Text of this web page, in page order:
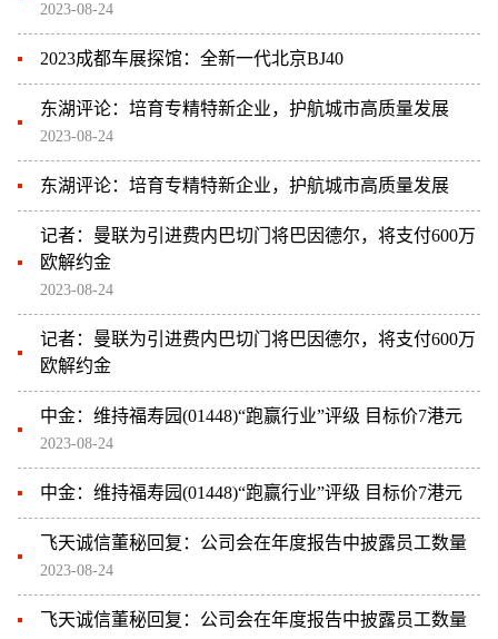
2023-08-24
2023成都车展探馆：全新一代北京BJ40
东湖评论：培育专精特新企业，护航城市高质量发展
2023-08-24
东湖评论：培育专精特新企业，护航城市高质量发展
记者：曼联为引进费内巴切门将巴因德尔，将支付600万
欧解约金
2023-08-24
记者：曼联为引进费内巴切门将巴因德尔，将支付600万
欧解约金
中金：维持福寿园(01448)“跑赢行业”评级 目标价7港元
2023-08-24
中金：维持福寿园(01448)“跑赢行业”评级 目标价7港元
飞天诚信董秘回复：公司会在年度报告中披露员工数量
2023-08-24
飞天诚信董秘回复：公司会在年度报告中披露员工数量